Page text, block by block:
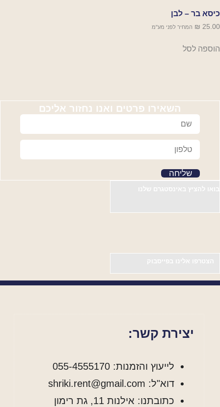
בר – לבן
₪ המחיר לפני מע"מ
לסל
השאירו פרטים ואנו נחזור אליכם
שליחה
להציץ באינסטגרם שלנו
הצטרפו אלינו בפייסבוק
יצירת קשר:
לייעוץ והזמנות: 055-4555170
דוא"ל: shriki.rent@gmail.com
כתובתנו: אילנות 11, גת רימון